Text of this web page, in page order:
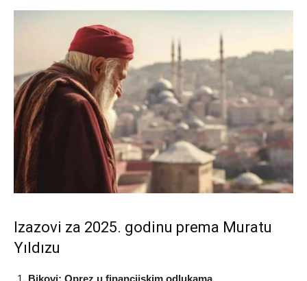
Izazovi za 2025. godinu prema Muratu
Yıldızu
Bikovi: Oprez u financijskim odlukama